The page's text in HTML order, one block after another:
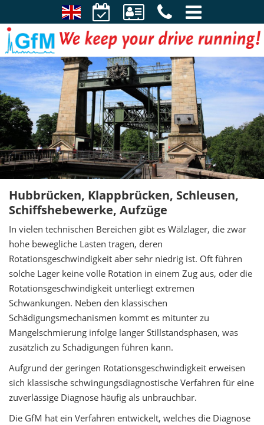
Hubbrücken, Klappbrücken, Schleusen,
Schiffshebewerke, Aufzüge
In vielen technischen Bereichen gibt es Wälzlager, die zwar
hohe bewegliche Lasten tragen, deren
Rotationsgeschwindigkeit aber sehr niedrig ist. Oft führen
solche Lager keine volle Rotation in einem Zug aus, oder die
Rotationsgeschwindigkeit unterliegt extremen
Schwankungen. Neben den klassischen
Schädigungsmechanismen kommt es mitunter zu
Mangelschmierung infolge langer Stillstandsphasen, was
zusätzlich zu Schädigungen führen kann.
Aufgrund der geringen Rotationsgeschwindigkeit erweisen
sich klassische schwingungsdiagnostische Verfahren für eine
zuverlässige Diagnose häufig als unbrauchbar.
Die GfM hat ein Verfahren entwickelt, welches die Diagnose